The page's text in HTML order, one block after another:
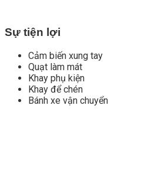
Sự tiện lợi
Cảm biến xung tay
Quạt làm mát
Khay phụ kiện
Khay để chén
Bánh xe vận chuyển